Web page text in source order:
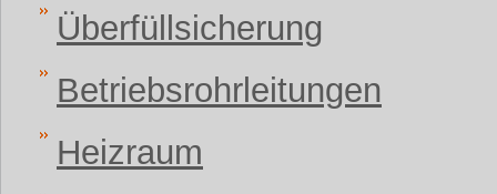
Überfüllsicherung
Betriebsrohrleitungen
Heizraum